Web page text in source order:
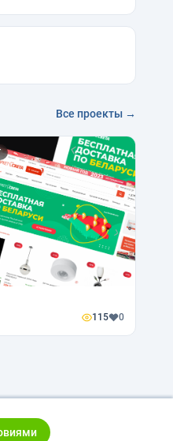
Все проекты →
115 0